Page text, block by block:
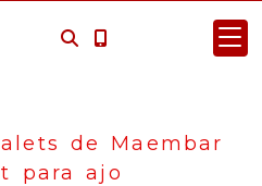
de Maembar
para ajo